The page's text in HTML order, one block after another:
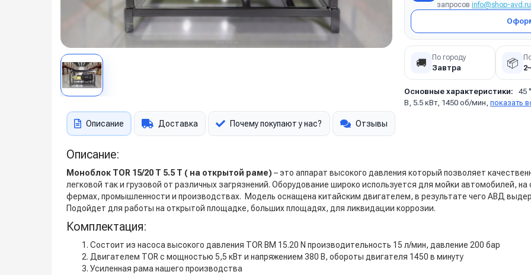
запросов info@shop-avd.ru
🚚 По городу
Завтра 📦
Основные характеристики:
45
В, 5.5 кВт, 1450 об/мин, показать
Описание Доставка Почему покупают у нас? Отзывы
Описание:
Моноблок TOR 15/20 T 5.5 T ( на открытой раме) – это аппарат высокого давления который позволяет
легковой так и грузовой от различных загрязнений. Оборудование широко используется для мойки автомобилей,
фермах, промышленности и производствах. Модель оснащена китайским двигателем, в результате чего АВД
Подойдет для работы на открытой площадке, больших площадях, для ликвидации коррозии.
Комплектация:
Состоит из насоса высокого давления TOR BM 15.20 N производительность 15 л/мин, давление 200 бар
Двигателем TOR с мощностью 5,5 кВт и напряжением 380 В, обороты двигателя 1450 в минуту
Усиленная рама нашего производства